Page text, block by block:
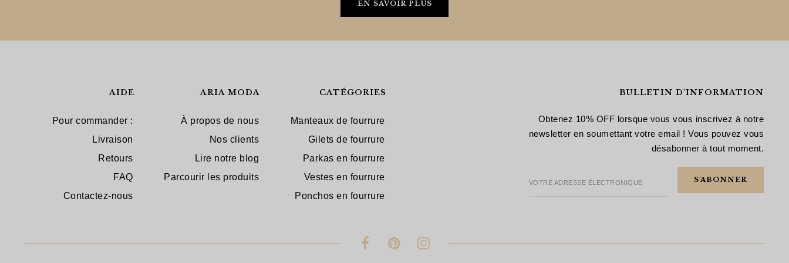
EN SAVOIR PLUS
AIDE
Pour commander :
Livraison
Retours
FAQ
Contactez-nous
ARIA MODA
À propos de nous
Nos clients
Lire notre blog
Parcourir les produits
CATÉGORIES
Manteaux de fourrure
Gilets de fourrure
Parkas en fourrure
Vestes en fourrure
Ponchos en fourrure
BULLETIN D'INFORMATION
Obtenez 10% OFF lorsque vous vous inscrivez à notre
newsletter en soumettant votre email ! Vous pouvez vous
désabonner à tout moment.
VOTRE ADRESSE ÉLECTRONIQUE